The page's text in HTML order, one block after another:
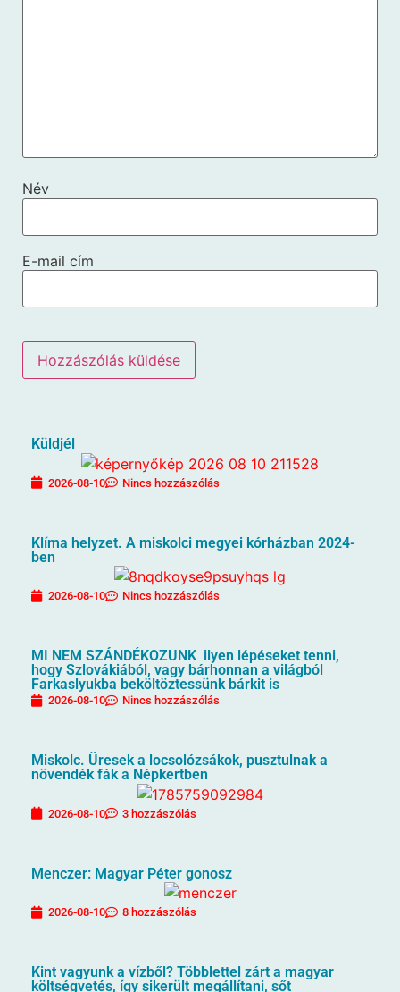
Név
E-mail cím
Küldjél
2026-08-10 Nincs hozzászólás
Klíma helyzet. A miskolci megyei kórházban 2024-
ben
2026-08-10 Nincs hozzászólás
MI NEM SZÁNDÉKOZUNK ilyen lépéseket tenni,
hogy Szlovákiából, vagy bárhonnan a világból
Farkaslyukba beköltöztessünk bárkit is
2026-08-10 Nincs hozzászólás
Miskolc. Üresek a locsolózsákok, pusztulnak a
növendék fák a Népkertben
2026-08-10 3 hozzászólás
Menczer: Magyar Péter gonosz
2026-08-10 8 hozzászólás
Kint vagyunk a vízből? Többlettel zárt a magyar
költségvetés, így sikerült megállítani, sőt